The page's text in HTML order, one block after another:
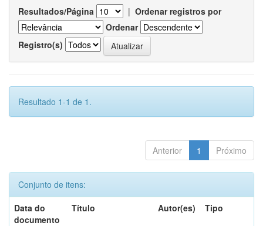
Resultados/Página | Ordenar registros por
Ordenar
Registro(s)
Resultado 1-1 de 1.
Anterior 1 Próximo
Conjunto de itens:
Data do
documento
Título Autor(es) Tipo